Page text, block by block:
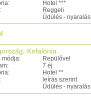
Hotel ***
Reggeli
Üdülés - nyaralás
Kefalónia
módja:
Repülővel
7 éj
Hotel **
leírás szerint
Üdülés - nyaralás